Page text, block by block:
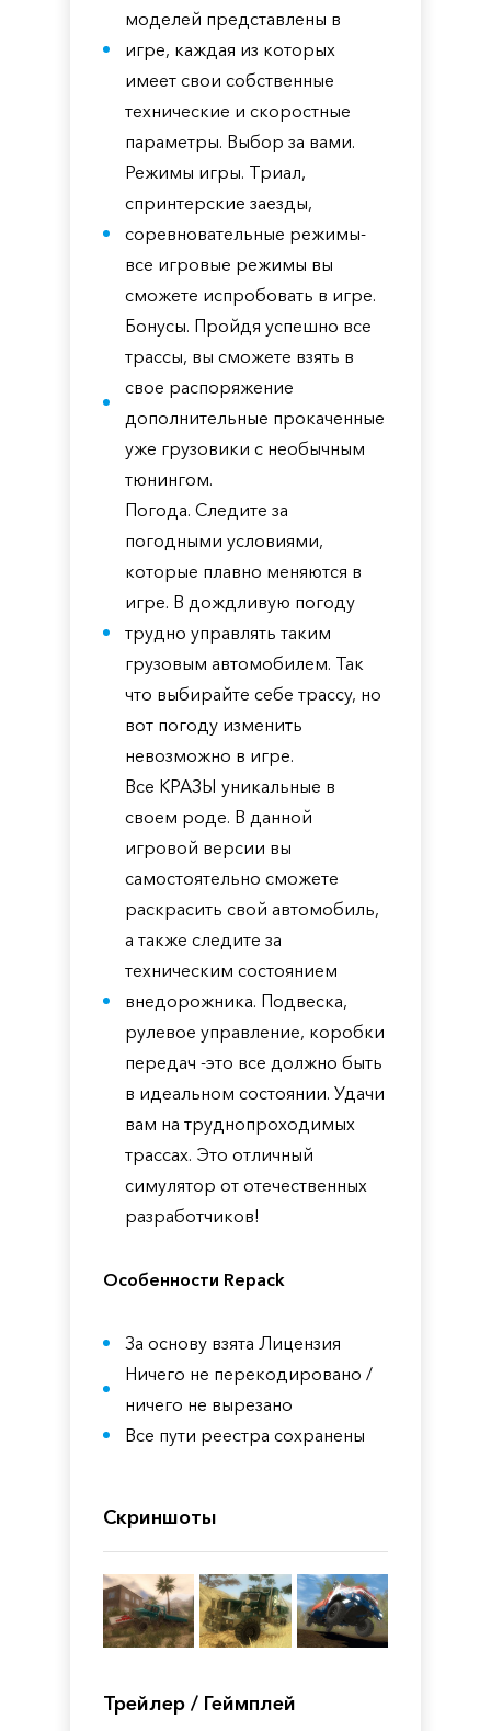
моделей представлены в
игре, каждая из которых
имеет свои собственные
технические и скоростные
параметры. Выбор за вами.
Режимы игры. Триал,
спринтерские заезды,
соревновательные режимы-
все игровые режимы вы
сможете испробовать в игре.
Бонусы. Пройдя успешно все
трассы, вы сможете взять в
свое распоряжение
дополнительные прокаченные
уже грузовики с необычным
тюнингом.
Погода. Следите за
погодными условиями,
которые плавно меняются в
игре. В дождливую погоду
трудно управлять таким
грузовым автомобилем. Так
что выбирайте себе трассу, но
вот погоду изменить
невозможно в игре.
Все КРАЗЫ уникальные в
своем роде. В данной
игровой версии вы
самостоятельно сможете
раскрасить свой автомобиль,
а также следите за
техническим состоянием
внедорожника. Подвеска,
рулевое управление, коробки
передач -это все должно быть
в идеальном состоянии. Удачи
вам на труднопроходимых
трассах. Это отличный
симулятор от отечественных
разработчиков!
Особенности Repack
За основу взята Лицензия
Ничего не перекодировано /
ничего не вырезано
Все пути реестра сохранены
Скриншоты
Трейлер / Геймплей